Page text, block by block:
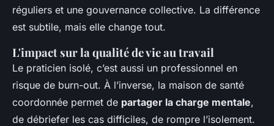
réguliers et une gouvernance collective. La différence
est subtile, mais elle change tout.
L'impact sur la qualité de vie au travail
Le praticien isolé, c’est aussi un professionnel en
risque de burn-out. À l’inverse, la maison de santé
coordonnée permet de partager la charge mentale,
de débriefer les cas difficiles, de rompre l’isolement.